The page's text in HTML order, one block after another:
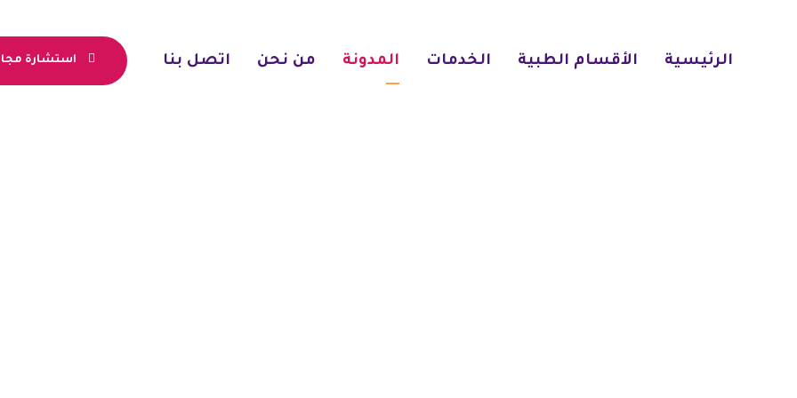
الرئيسية الأقسام الطبية الخدمات المدونة من نحن اتصل بنا استشارة